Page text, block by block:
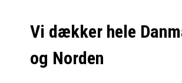
Vi dækker hele
og Norden